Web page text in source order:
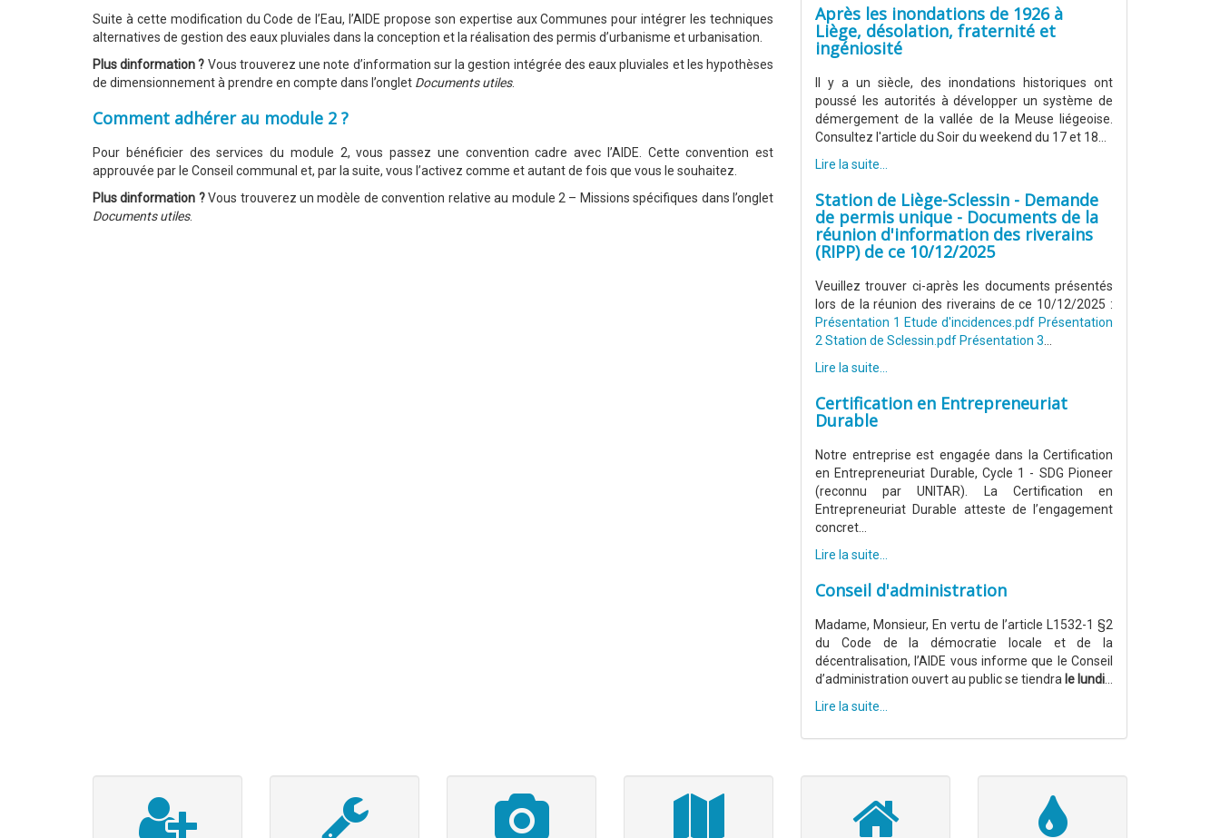
Suite à cette modification du Code de l’Eau, l’AIDE propose son expertise aux Communes pour intégrer les techniques
alternatives de gestion des eaux pluviales dans la conception et la réalisation des permis d’urbanisme et urbanisation.
Plus dinformation ? Vous trouverez une note d’information sur la gestion intégrée des eaux pluviales et les hypothèses
de dimensionnement à prendre en compte dans l’onglet Documents utiles.
Comment adhérer au module 2 ?
Pour bénéficier des services du module 2, vous passez une convention cadre avec l’AIDE. Cette convention est
approuvée par le Conseil communal et, par la suite, vous l’activez comme et autant de fois que vous le souhaitez.
Plus dinformation ?Vous trouverez un modèle de convention relative au module 2 – Missions spécifiques dans l’onglet
Documents utiles.
Après les inondations de 1926 à
Liège, désolation, fraternité et
ingéniosité
Il y a un siècle, des inondations historiques ont
poussé les autorités à développer un système de
démergement de la vallée de la Meuse liégeoise.
Consultez l'article du Soir du weekend du 17 et 18...
Lire la suite...
Station de Liège-Sclessin - Demande
de permis unique - Documents de la
réunion d'information des riverains
(RIPP) de ce 10/12/2025
Veuillez trouver ci-après les documents présentés
lors de la réunion des riverains de ce 10/12/2025 :
Présentation 1 Etude d'incidences.pdf Présentation
2 Station de Sclessin.pdf Présentation 3
Lire la suite...
Certification en Entrepreneuriat
Durable
Notre entreprise est engagée dans la Certification
en Entrepreneuriat Durable, Cycle 1 - SDG Pioneer
(reconnu par UNITAR). La Certification en
Entrepreneuriat Durable atteste de l’engagement
concret...
Lire la suite...
Conseil d'administration
Madame, Monsieur, En vertu de l’article L1532-1 §2
du Code de la démocratie locale et de la
décentralisation, l’AIDE vous informe que le Conseil
d’administration ouvert au public se tiendra le lundi
Lire la suite...